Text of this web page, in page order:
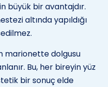
büyük bir avantajdır.
altında yapıldığı
marionette dolgusu
Bu, her bireyin yüz
bir sonuç elde